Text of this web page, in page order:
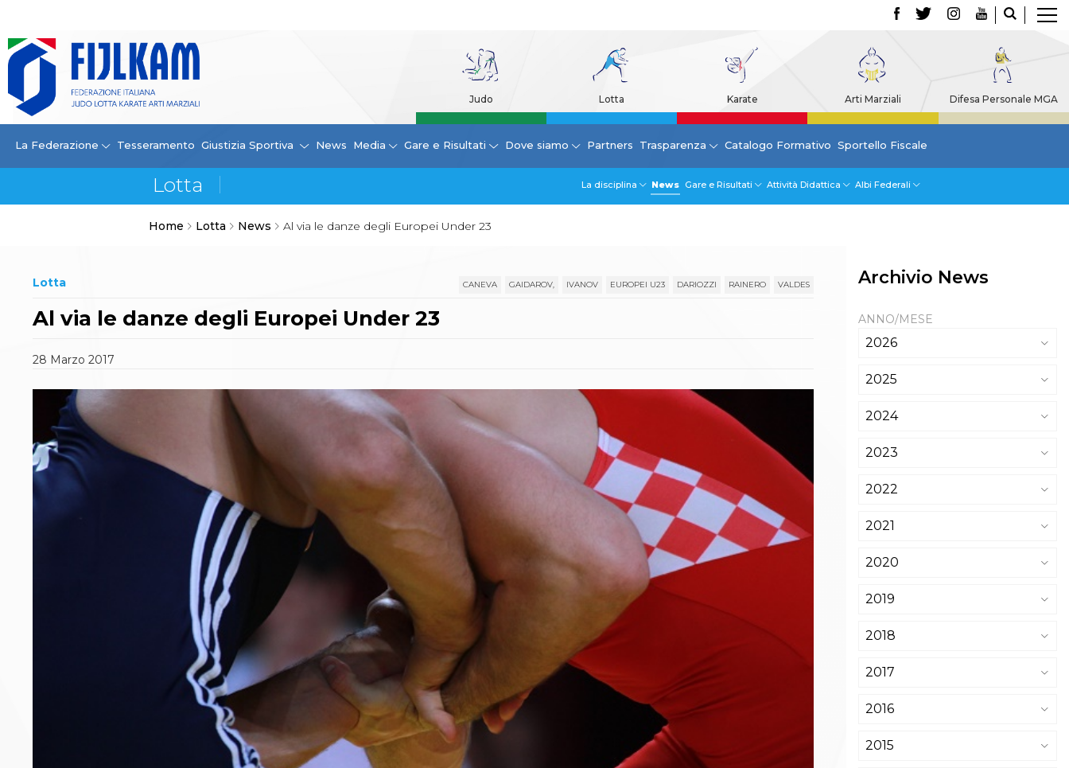
Judo Lotta Karate Arti Marziali Difesa Personale MGA
La Federazione Tesseramento Giustizia Sportiva News Media Gare e Risultati Dove siamo Partners Trasparenza Catalogo Formativo Sportello Fiscale
La disciplina News Gare e Risultati Attività Didattica Albi Federali
Home Lotta News Al via le danze degli Europei Under 23
La Federazione
La FIJLKAM
Organigramma
Storia
Campioni di tutti i tempi
News
Comunicazioni Federali
Convenzioni
Tecnici
Tesseramento
Norme e modulistica Affiliazioni e Tesseramenti
Classifica Società Sportive con più di 100 atleti
Giustizia Sportiva
Protocollo udienze in videoconferenza
Documenti e Modulistica
Contatti
Provvedimenti in corso
Sentenze Giudice Sportivo
Sentenze Tribunale Federale
Sentenze Corte Sportiva e Federale di Appello
Sentenze di 1° Grado
Sentenze CAF
Sentenze Tribunale Nazionale Arbitrato per lo
Sport
Dispositivi Tribunale Federale
Dispositivi Corte Sportiva e Federale di Appello
Spese per l’accesso alla Giustizia
Gare e Risultati
Archivio eventi
Dove siamo
Comitati Regionali
Lotta CANEVA GAIDAROV, IVANOV EUROPEI U23 DARIOZZI RAINERO VALDES
Al via le danze degli Europei Under 23
28 Marzo2017
Archivio News
ANNO/MESE
2026
2025
2024
2023
2022
2021
2020
2019
2018
2017
2016
2015